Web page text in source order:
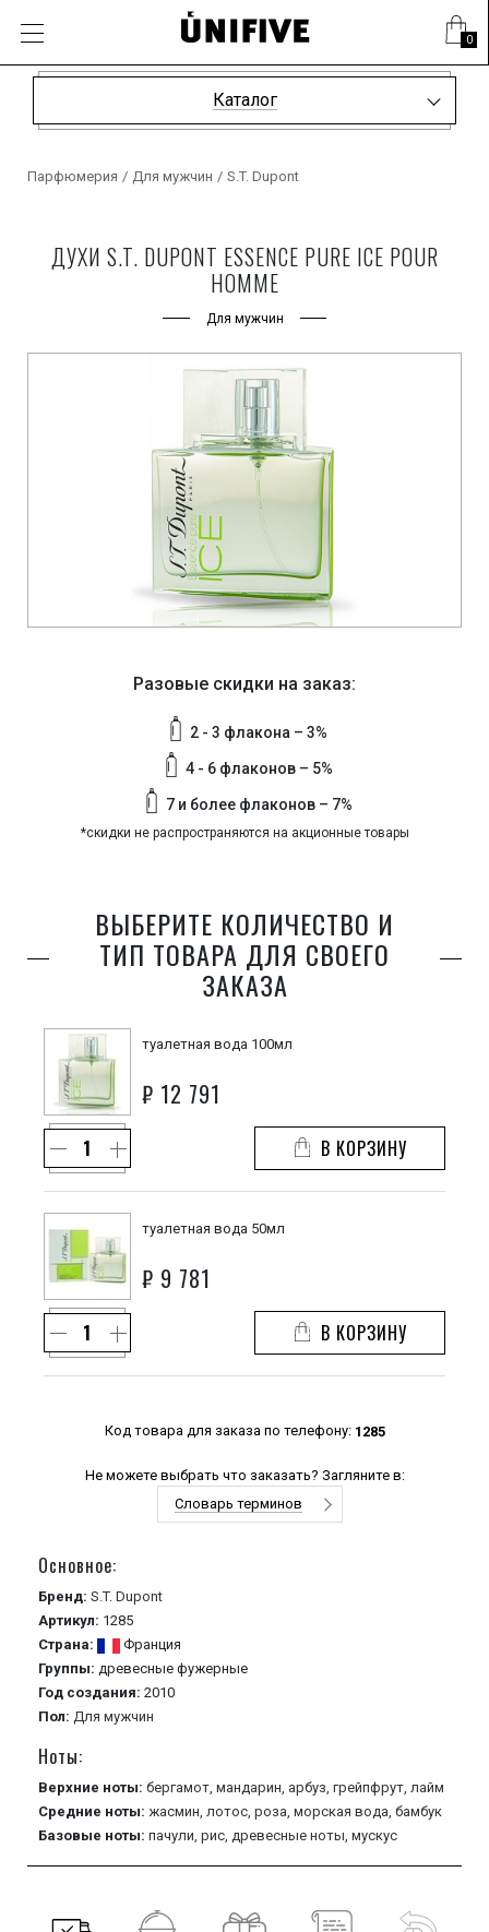
0
Каталог
Парфюмерия / Для мужчин / S.T. Dupont
ДУХИ S.T. DUPONT ESSENCE PURE ICE POUR
HOMME
Для мужчин
Разовые скидки на заказ:
2 - 3 флакона – 3%
4 - 6 флаконов – 5%
7 и более флаконов – 7%
*скидки не распространяются на акционные товары
ВЫБЕРИТЕ КОЛИЧЕСТВО И
ТИП ТОВАРА ДЛЯ СВОЕГО
ЗАКАЗА
туалетная вода 100мл
₽ 12 791
В КОРЗИНУ
туалетная вода 50мл
₽ 9 781
В КОРЗИНУ
Код товара для заказа по телефону: 1285
Не можете выбрать что заказать? Загляните в:
Словарь терминов
Основное:
Бренд: S.T. Dupont
Артикул: 1285
Страна:
Франция
Группы: древесные фужерные
Год создания: 2010
Пол: Для мужчин
Ноты:
Верхние ноты: бергамот, мандарин, арбуз, грейпфрут, лайм
Средние ноты: жасмин, лотос, роза, морская вода, бамбук
Базовые ноты: пачули, рис, древесные ноты, мускус